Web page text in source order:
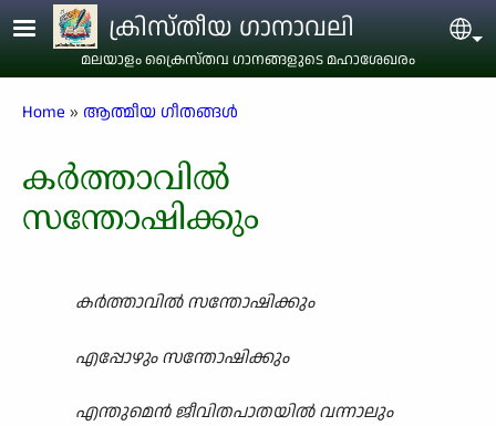
Skip to main contentക്രിസ്തീയ ഗാനാവലി
മലയാളം ക്രൈസ്തവ ഗാനങ്ങളുടെ മഹാശേഖരം
Breadcrumb
Home ആത്മീയ ഗീതങ്ങൾ
കർത്താവിൽ
സന്തോഷിക്കും
കർത്താവിൽ സന്തോഷിക്കും
എപ്പോഴും സന്തോഷിക്കും
എന്തുമെൻ ജീവിതപാതയിൽ വന്നാലും